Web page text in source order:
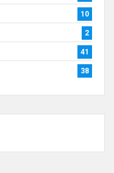
10
2
41
38